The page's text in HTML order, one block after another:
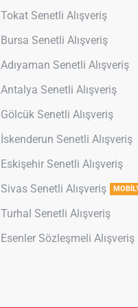
Tokat Senetli Alışveriş
Bursa Senetli Alışveriş
Adıyaman Senetli Alışveriş
Antalya Senetli Alışveriş
Gölcük Senetli Alışveriş
İskenderun Senetli Alışveriş
Eskişehir Senetli Alışveriş
Sivas Senetli Alışveriş
Turhal Senetli Alışveriş
Esenler Sözleşmeli Alışveriş